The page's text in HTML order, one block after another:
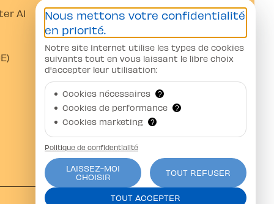
A1
Coordonnées bancaires
Banque Raiffeisen Gros-de-Vaud
CH07 8080 8002 0751 5376 4
Auto-Moto-Ecole Pittet SA
Av. Juste-Olivier 23 1006 Lausanne
Nous mettons votre confidentialité
en priorité.
Notre site Internet utilise les types de cookies
suivants tout en vous laissant le libre choix
d'accepter leur utilisation:
Cookies nécessaires ?
Cookies de performance ?
Cookies marketing ?
Politique de confidentialité
LAISSEZ-MOI
CHOISIR
TOUT REFUSER
TOUT ACCEPTER